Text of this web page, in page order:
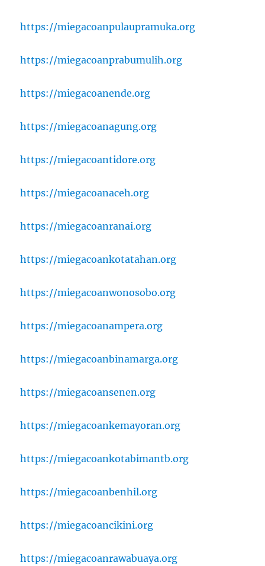
https://miegacoanpulaupramuka.org
https://miegacoanprabumulih.org
https://miegacoanende.org
https://miegacoanagung.org
https://miegacoantidore.org
https://miegacoanaceh.org
https://miegacoanranai.org
https://miegacoankotatahan.org
https://miegacoanwonosobo.org
https://miegacoanampera.org
https://miegacoanbinamarga.org
https://miegacoansenen.org
https://miegacoankemayoran.org
https://miegacoankotabimantb.org
https://miegacoanbenhil.org
https://miegacoancikini.org
https://miegacoanrawabuaya.org